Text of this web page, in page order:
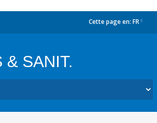
Cette page en: FR
& SANIT.